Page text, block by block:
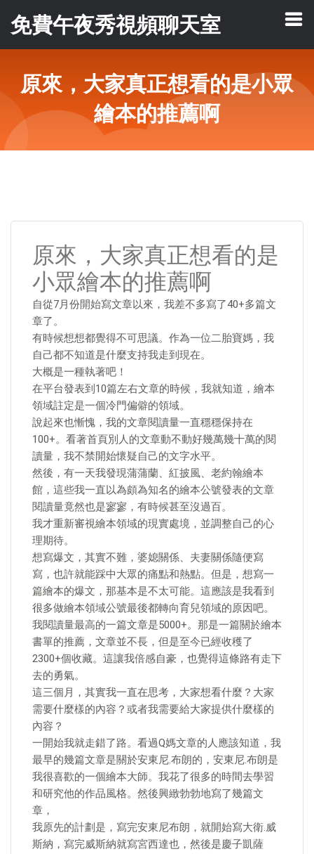
免費午夜秀視頻聊天室
原來，大家真正想看的是小眾
繪本的推薦啊
原來，大家真正想看的是
小眾繪本的推薦啊
自從7月份開始寫文章以來，我差不多寫了40+多篇文
章了。
有時候想想都覺得不可思議。作為一位二胎寶媽，我
自己都不知道是什麼支持我走到現在。
大概是一種執著吧！
在平台發表到10篇左右文章的時候，我就知道，繪本
領域註定是一個冷門偏僻的領域。
說起來也慚愧，我的文章閱讀量一直穩穩保持在
100+。看著首頁別人的文章動不動好幾萬幾十萬的閱
讀量，我不禁開始懷疑自己的文字水平。
然後，有一天我發現蒲蒲蘭、紅披風、老約翰繪本
館，這些我一直以為頗為知名的繪本公號發表的文章
閱讀量竟然也是寥寥，有時候甚至沒過百。
我才重新審視繪本領域的現實處境，並調整自己的心
理期待。
想寫爆文，其實不難，婆媳關係、夫妻關係隨便寫
寫，也許就能踩中大眾的痛點和熱點。但是，想寫一
篇繪本的爆文，那基本是不太可能。這應該是我看到
很多做繪本領域公號最後都轉向育兒領域的原因吧。
我閱讀量最高的一篇文章是5000+。那是一篇關於繪本
書單的推薦，文章並不長，但是至今已經收穫了
2300+個收藏。這讓我倍感自豪，也覺得這條路有走下
去的勇氣。
這三個月，其實我一直在思考，大家想看什麼？大家
需要什麼樣的內容？或者我需要給大家提供什麼樣的
內容？
一開始我就走錯了路。看過Q媽文章的人應該知道，我
最早的幾篇文章是關於安東尼.布朗的，安東尼.布朗是
我很喜歡的一個繪本大師。我花了很多的時間去學習
和研究他的作品風格。然後興緻勃勃地寫了幾篇文
章，
我原先的計劃是，寫完安東尼布朗，就開始寫大衛.威
斯納，寫完威斯納就寫宮西達也，然後是慶子凱薩